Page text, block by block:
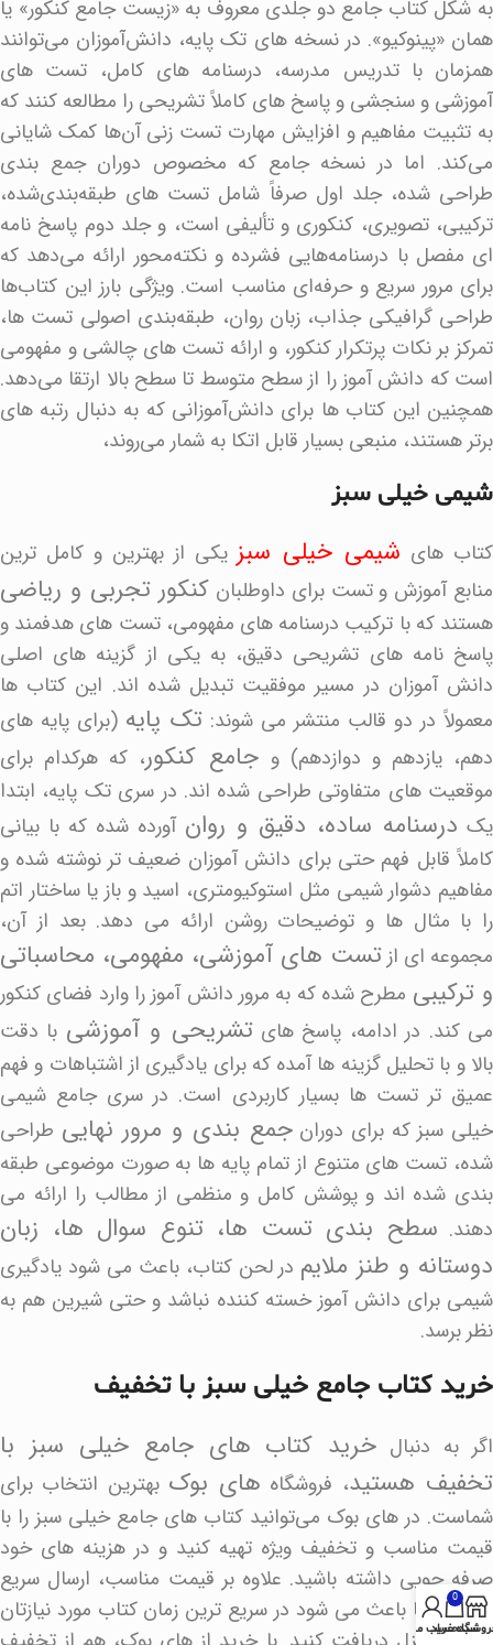
به شکل کتاب جامع دو جلدی معروف به «زیست جامع کنکور» یا
همان «پینوکیو». در نسخه‌ های تک‌ پایه، دانش‌آموزان می‌توانند
همزمان با تدریس مدرسه، درسنامه‌ های کامل، تست‌ های
آموزشی و سنجشی و پاسخ‌ های کاملاً تشریحی را مطالعه کنند که
به تثبیت مفاهیم و افزایش مهارت تست‌ زنی آن‌ها کمک شایانی
می‌کند. اما در نسخه جامع که مخصوص دوران جمع‌ بندی
طراحی شده، جلد اول صرفاً شامل تست‌ های طبقه‌بندی‌شده،
ترکیبی، تصویری، کنکوری و تألیفی است، و جلد دوم پاسخ‌ نامه‌
ای مفصل با درسنامه‌هایی فشرده و نکته‌محور ارائه می‌دهد که
برای مرور سریع و حرفه‌ای مناسب است. ویژگی بارز این کتاب‌ها
طراحی گرافیکی جذاب، زبان روان، طبقه‌بندی اصولی تست‌ ها،
تمرکز بر نکات پرتکرار کنکور، و ارائه تست‌ های چالشی و مفهومی
است که دانش‌ آموز را از سطح متوسط تا سطح بالا ارتقا می‌دهد.
همچنین این کتاب‌ ها برای دانش‌آموزانی که به دنبال رتبه‌ های
برتر هستند، منبعی بسیار قابل اتکا به شمار می‌روند،
شیمی خیلی سبز
کتاب های شیمی خیلی سبز یکی از بهترین و کامل ترین
منابع آموزش و تست برای داوطلبان کنکور تجربی و ریاضی
هستند که با ترکیب درسنامه های مفهومی، تست های هدفمند و
پاسخ نامه های تشریحی دقیق، به یکی از گزینه های اصلی
دانش آموزان در مسیر موفقیت تبدیل شده اند. این کتاب ها
معمولاً در دو قالب منتشر می شوند: تک پایه (برای پایه های
دهم، یازدهم و دوازدهم) و جامع کنکور، که هرکدام برای
موقعیت های متفاوتی طراحی شده اند. در سری تک پایه، ابتدا
یک درسنامه ساده، دقیق و روان آورده شده که با بیانی
کاملاً قابل فهم حتی برای دانش آموزان ضعیف تر نوشته شده و
مفاهیم دشوار شیمی مثل استوکیومتری، اسید و باز یا ساختار اتم
را با مثال ها و توضیحات روشن ارائه می دهد. بعد از آن،
مجموعه ای ازتست های آموزشی، مفهومی، محاسباتی
و ترکیبی مطرح شده که به مرور دانش آموز را وارد فضای کنکور
می کند. در ادامه، پاسخ هایتشریحی و آموزشی با دقت
بالا و با تحلیل گزینه ها آمده که برای یادگیری از اشتباهات و فهم
عمیق تر تست ها بسیار کاربردی است. در سری جامع شیمی
خیلی سبز که برای دورانجمع بندی و مرور نهایی طراحی
شده، تست های متنوع از تمام پایه ها به صورت موضوعی طبقه
بندی شده اند و پوشش کامل و منظمی از مطالب را ارائه می
دهند. سطح بندی تست ها، تنوع سوال ها، زبان
دوستانه و طنز ملایم در لحن کتاب، باعث می شود یادگیری
شیمی برای دانش آموز خسته کننده نباشد و حتی شیرین هم به
نظر برسد.
خرید کتاب جامع خیلی سبز با تخفیف
اگر به دنبال خرید کتاب های جامع خیلی سبز با
تخفیف هستید، فروشگاه های بوک بهترین انتخاب برای
شماست. در های بوک می‌توانید کتاب‌ های جامع خیلی سبز را با
قیمت مناسب و تخفیف ویژه تهیه کنید و در هزینه‌ های خود
صرفه‌ جویی داشته باشید. علاوه بر قیمت مناسب، ارسال سریع
سفارش‌ ها باعث می‌ شود در سریع ترین زمان کتاب مورد نیازتان
0
سبد خرید
حساب من